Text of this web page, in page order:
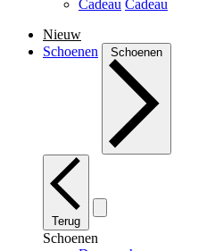
Cadeau Cadeau
Nieuw
Schoenen
Schoenen
Terug
Schoenen